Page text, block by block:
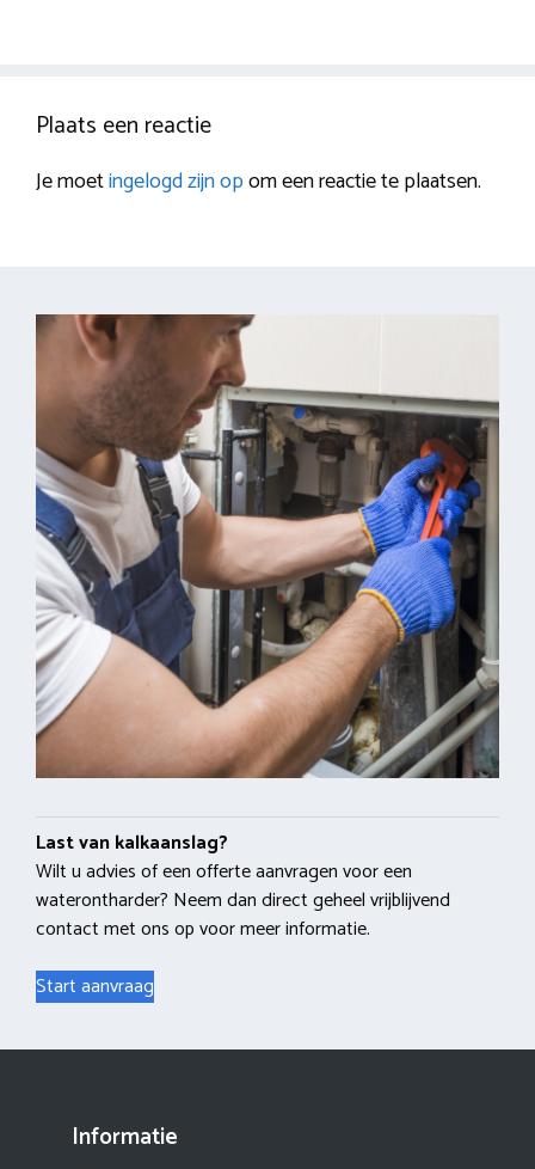
Plaats een reactie
Je moetingelogd zijn opom een reactie te plaatsen.
Last van kalkaanslag?
Wilt u advies of een offerte aanvragen voor een
waterontharder? Neem dan direct geheel vrijblijvend
contact met ons op voor meer informatie.
Start aanvraag
Informatie